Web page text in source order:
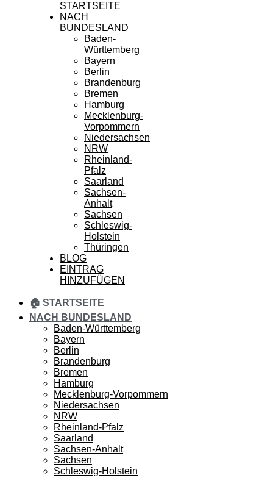
STARTSEITE
NACH
BUNDESLAND
Baden-
Württemberg
Bayern
Berlin
Brandenburg
Bremen
Hamburg
Mecklenburg-
Vorpommern
Niedersachsen
NRW
Rheinland-
Pfalz
Saarland
Sachsen-
Anhalt
Sachsen
Schleswig-
Holstein
Thüringen
BLOG
EINTRAG
HINZUFÜGEN
🏠 STARTSEITE
NACH BUNDESLAND
Baden-Württemberg
Bayern
Berlin
Brandenburg
Bremen
Hamburg
Mecklenburg-Vorpommern
Niedersachsen
NRW
Rheinland-Pfalz
Saarland
Sachsen-Anhalt
Sachsen
Schleswig-Holstein